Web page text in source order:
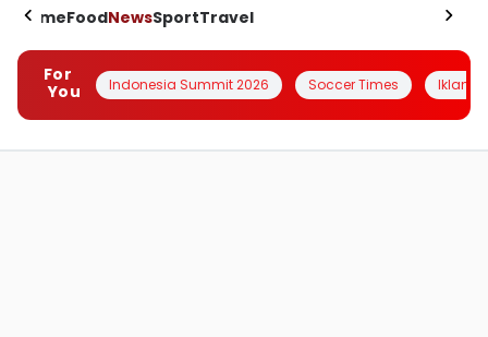
HomeFoodNewsSportTravel
For
You
Indonesia Summit 2026 Soccer Times Iklanin